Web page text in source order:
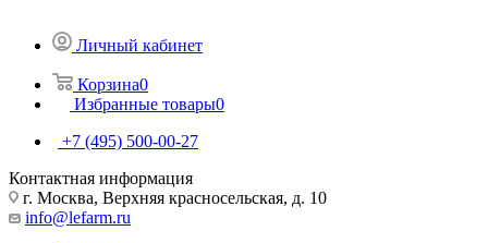
Личный кабинет
Корзина0
Избранные товары0
+7 (495) 500-00-27
Контактная информация
г. Москва, Верхняя красносельская, д. 10
info@lefarm.ru